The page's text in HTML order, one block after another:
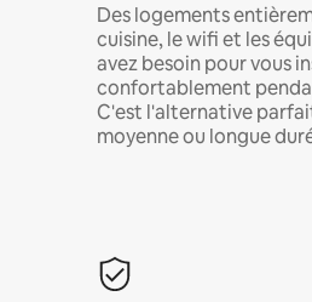
Des logements
cuisine, le wifi et les
avez besoin pour vous
confortablement
C'est l'alternative
moyenne ou longue